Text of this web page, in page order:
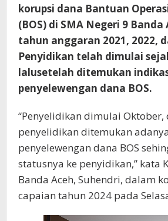
korupsi dana Bantuan
(BOS) di SMA Negeri 9
tahun anggaran 2021, 2022,
Penyidikan telah dimulai
lalusetelah ditemukan
penyelewengan dana BOS.
“Penyelidikan dimulai Oktober,
penyelidikan ditemukan
penyelewengan dana BOS
statusnya ke penyidikan,” kata
Banda Aceh, Suhendri, dalam
capaian tahun 2024 pada